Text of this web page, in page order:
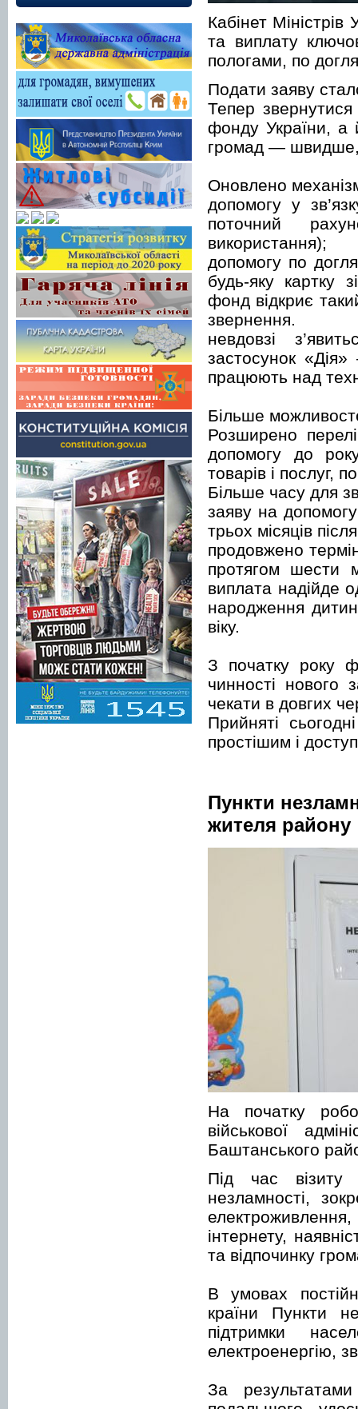
Кабінет
та виплату
пологами, по
Подати заяву
Тепер
фонду України, а
громад — швидше,
Оновлено
допомогу у
поточний
використання);
допомогу по
будь-яку картку
фонд відкриє
звернення.
невдовзі
застосунок
працюють над
Більше
Розширено
допомогу до
товарів і послуг,
Більше часу для
заяву на
трьох місяців
продовжено
протягом шести
виплата надійде
народження
віку.
З початку року
чинності нового
чекати в довгих
Прийняті
простішим і
Пункти
жителя району
На початку
військової
Баштанського
Під час візиту
незламності,
інтернету,
та відпочинку
В умовах
країни Пункти
підтримки
електроенергію,
За